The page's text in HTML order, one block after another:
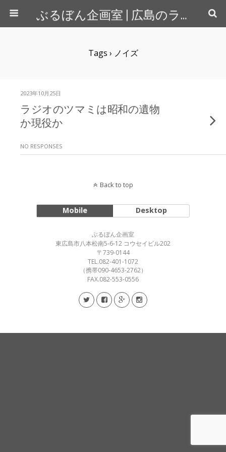
ぶるぼん企画室 | 広島のライター＆カメラマン
Tags › ノイズ
2023年10月25日
ラジオのツマミは昭和の遺物
か現役か
NO RESPONSES
Back to top
Mobile Desktop
ぶるぼん企画室
東広島市八本松南5-6-12 コウセイビル202
〒739-0144
TEL.082-401-1072
（携帯090-4653-2762）
FAX.082-553-0556